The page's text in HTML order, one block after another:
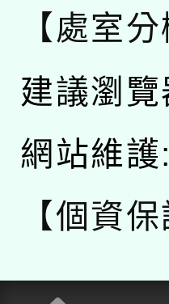
【處室分
建議瀏
網站維護
【個資